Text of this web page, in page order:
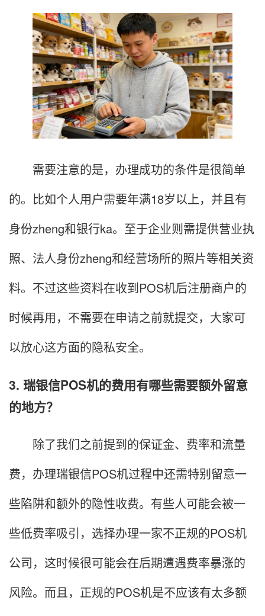
需要注意的是，办理成功的条件是很简单
的。比如个人用户需要年满18岁以上，并且有
身份zheng和银行ka。至于企业则需提供营业执
照、法人身份zheng和经营场所的照片等相关资
料。不过这些资料在收到POS机后注册商户的
时候再用，不需要在申请之前就提交，大家可
以放心这方面的隐私安全。
3. 瑞银信POS机的费用有哪些需要额外留意
的地方？
除了我们之前提到的保证金、费率和流量
费，办理瑞银信POS机过程中还需特别留意一
些陷阱和额外的隐性收费。有些人可能会被一
些低费率吸引，选择办理一家不正规的POS机
公司，这时候很可能会在后期遭遇费率暴涨的
风险。而且，正规的POS机是不应该有太多额